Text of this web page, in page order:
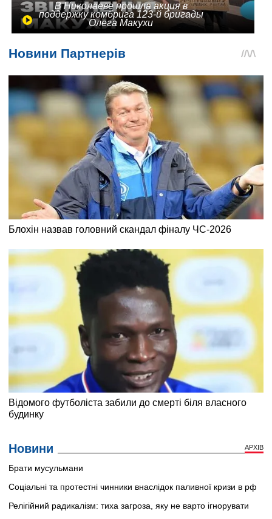
В Николаеве прошла акция в
поддержку комбрига 123-й бригады
Олега Макухи
Новини АРХІВ
Брати мусульмани
Соціальні та протестні чинники внаслідок паливної кризи в рф
Релігійний радикалізм: тиха загроза, яку не варто ігнорувати